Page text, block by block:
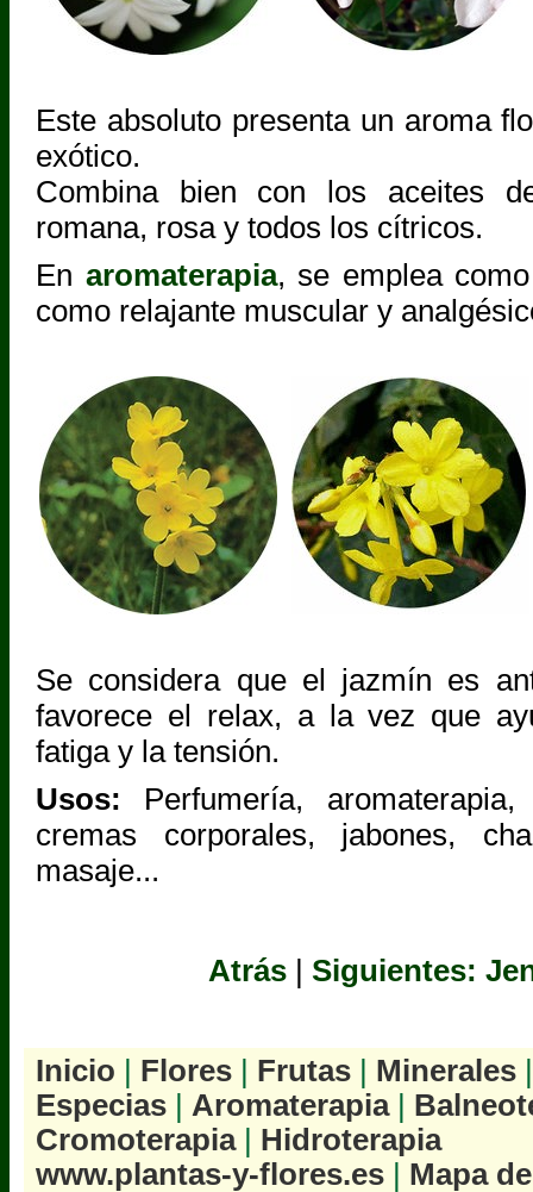
Este absoluto presenta un aroma
exótico.
Combina bien con los aceites
romana, rosa y todos los cítricos.
En aromaterapia, se emplea
como relajante muscular y
Se considera que el jazmín es
favorece el relax, a la vez que
fatiga y la tensión.
Usos: Perfumería,
cremas corporales, jabones,
masaje...
Atrás Siguientes:
Inicio Flores Frutas Minerales
Especias
Aromaterapia|
Cromoterapia| Hidroterapia
www.plantas-y-flores.es
Mapa